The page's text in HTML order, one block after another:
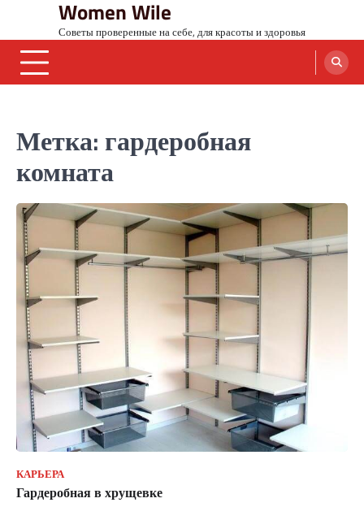
content
Women Wile
Советы проверенные на себе, для красоты и здоровья
Метка:гардеробная
комната
КАРЬЕРА
Гардеробная в хрущевке